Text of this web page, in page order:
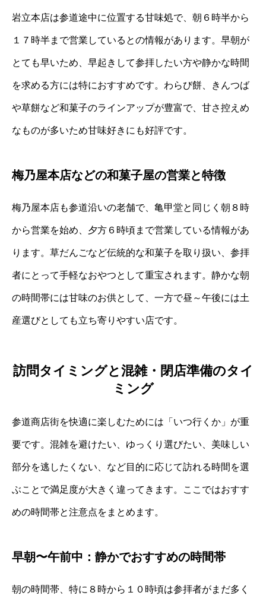
岩立本店は参道途中に位置する甘味処で、朝６時半から
１７時半まで営業しているとの情報があります。早朝が
とても早いため、早起きして参拝したい方や静かな時間
を求める方には特におすすめです。わらび餅、きんつば
や草餅など和菓子のラインアップが豊富で、甘さ控えめ
なものが多いため甘味好きにも好評です。
梅乃屋本店などの和菓子屋の営業と特徴
梅乃屋本店も参道沿いの老舗で、亀甲堂と同じく朝８時
から営業を始め、夕方６時頃まで営業している情報があ
ります。草だんごなど伝統的な和菓子を取り扱い、参拝
者にとって手軽なおやつとして重宝されます。静かな朝
の時間帯には甘味のお供として、一方で昼～午後には土
産選びとしても立ち寄りやすい店です。
訪問タイミングと混雑・閉店準備のタイ
ミング
参道商店街を快適に楽しむためには「いつ行くか」が重
要です。混雑を避けたい、ゆっくり選びたい、美味しい
部分を逃したくない、など目的に応じて訪れる時間を選
ぶことで満足度が大きく違ってきます。ここではおすす
めの時間帯と注意点をまとめます。
早朝〜午前中：静かでおすすめの時間帯
朝の時間帯、特に８時から１０時頃は参拝者がまだ多く